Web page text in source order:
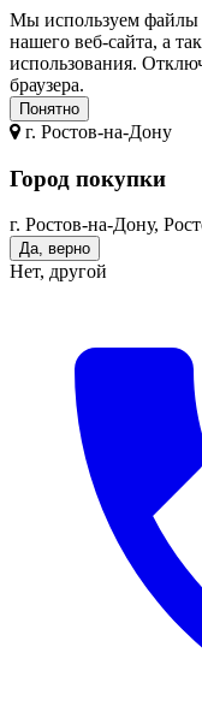
Мы используем файлы
нашего веб-сайта, а
использования.
браузера.
Понятно
г. Ростов-на-Дону
Город покупки
г. Ростов-на-Дону,
Да, верно
Нет, другой